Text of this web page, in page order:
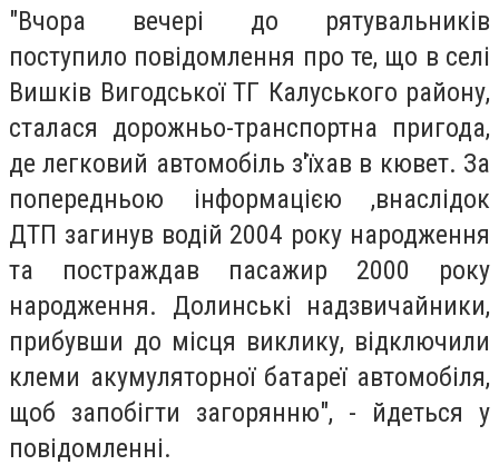
"Вчора вечері до рятувальників
поступило повідомлення про те, що в селі
Вишків Вигодської ТГ Калуського району,
сталася дорожньо-транспортна пригода,
де легковий автомобіль з'їхав в кювет. За
попередньою інформацією ,внаслідок
ДТП загинув водій 2004 року народження
та постраждав пасажир 2000 року
народження. Долинські надзвичайники,
прибувши до місця виклику, відключили
клеми акумуляторної батареї автомобіля,
щоб запобігти загорянню", - йдеться у
повідомленні.